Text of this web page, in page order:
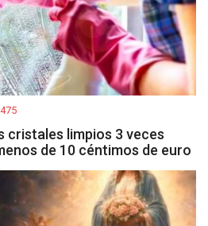
475
cristales limpios 3 veces
de 10 céntimos de euro